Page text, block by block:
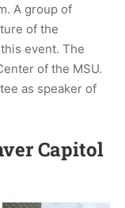
A group of
of the
event. The
of the MSU.
as speaker of
Capitol